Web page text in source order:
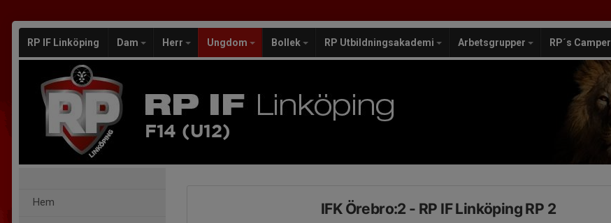
RP IF Linköping Dam Herr Ungdom Bollek RP Utbildningsakademi Arbetsgrupper RP´s Camper
F14 (U12)
Hem IFK Örebro:2 - RP IF Linköping RP 2